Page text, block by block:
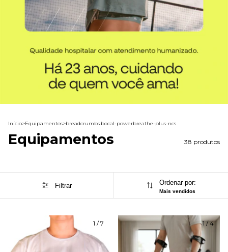
Início>Equipamentos>breadcrumbs.bocal-powerbreathe-plus-ncs
Equipamentos 38 produtos
Filtrar Ordenar por:
Mais vendidos
1 /7 1/4